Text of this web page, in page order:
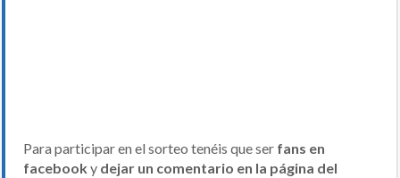
Para participar en el sorteo tenéis que ser fans en
facebook y dejar un comentario en la página del